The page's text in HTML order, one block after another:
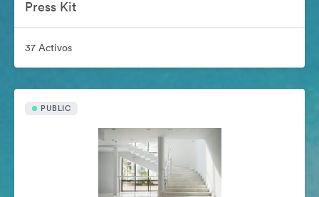
Press Kit
37 Activos
PUBLIC